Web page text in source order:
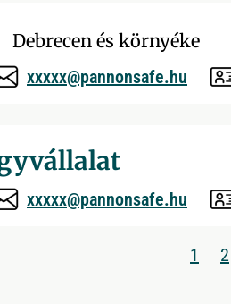
Debrecen és környéke
xxxxx@pannonsafe.hu
xxxxx@pannonsafe.hu
1 2